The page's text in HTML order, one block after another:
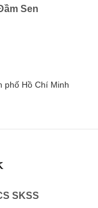
Sen
phố Hồ Chí Minh
SKSS